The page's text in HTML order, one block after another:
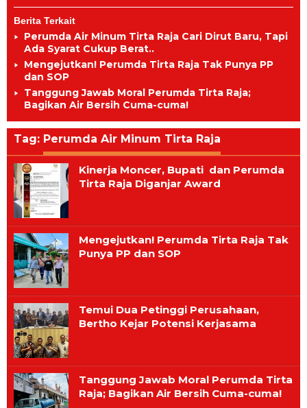
Berita Terkait
Perumda Air Minum Tirta Raja Cari Dirut Baru, Tapi
Ada Syarat Cukup Berat..
Mengejutkan! Perumda Tirta Raja Tak Punya PP
dan SOP
Tanggung Jawab Moral Perumda Tirta Raja;
Bagikan Air Bersih Cuma-cuma!
Tag: Perumda Air Minum Tirta Raja
Kinerja Moncer, Bupati dan Perumda
Tirta Raja Diganjar Award
Mengejutkan! Perumda Tirta Raja Tak
Punya PP dan SOP
Temui Dua Petinggi Perusahaan,
Bertho Kejar Potensi Kerjasama
Tanggung Jawab Moral Perumda Tirta
Raja; Bagikan Air Bersih Cuma-cuma!